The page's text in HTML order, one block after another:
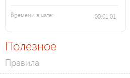
Времени в чате: 00:01:01
Полезное
Правила